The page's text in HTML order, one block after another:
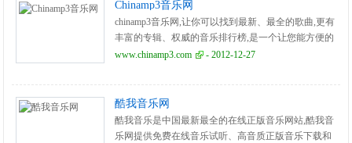
Chinamp3音乐网
chinamp3音乐网,让你可以找到最新、最全的歌曲,更有
丰富的专辑、权威的音乐排行榜,是一个让您能方便的
找到您所要的音乐网站。
www.chinamp3.com - 2012-12-27
酷我音乐网
酷我音乐是中国最新最全的在线正版音乐网站,酷我音
乐网提供免费在线音乐试听、高音质正版音乐下载和